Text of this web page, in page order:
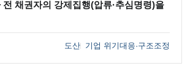
채권자의 강제집행(압류·추심명령)을
도산 기업 위기대응·구조조정